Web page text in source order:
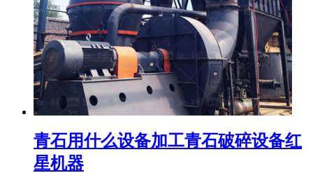
青石用什么设备加工青石破碎设备红
星机器